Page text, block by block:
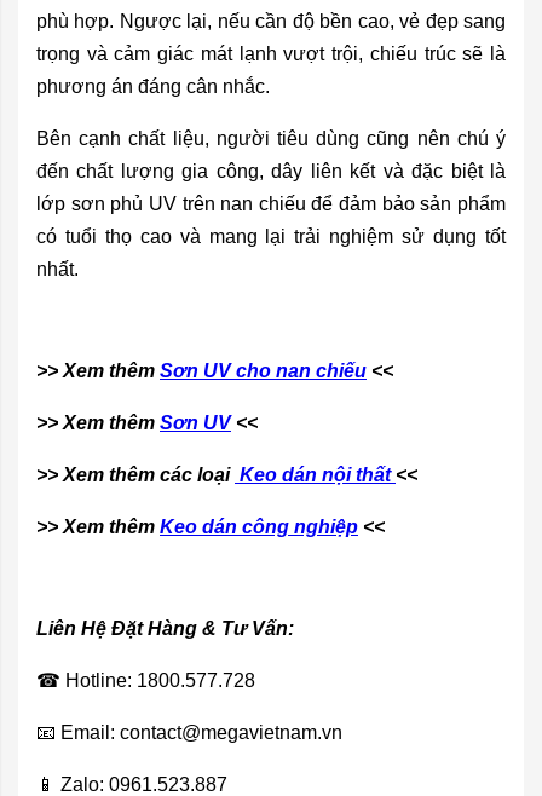
phù hợp. Ngược lại, nếu cần độ bền cao, vẻ đẹp sang
trọng và cảm giác mát lạnh vượt trội, chiếu trúc sẽ là
phương án đáng cân nhắc.
Bên cạnh chất liệu, người tiêu dùng cũng nên chú ý
đến chất lượng gia công, dây liên kết và đặc biệt là
lớp sơn phủ UV trên nan chiếu để đảm bảo sản phẩm
có tuổi thọ cao và mang lại trải nghiệm sử dụng tốt
nhất.
>> Xem thêm Sơn UV cho nan chiếu <<
>> Xem thêm Sơn UV<<
>> Xem thêm các loại Keo dán nội thất <<
>> Xem thêm Keo dán công nghiệp <<
Liên Hệ Đặt Hàng & Tư Vấn:
☎ Hotline: 1800.577.728
📧 Email: contact@megavietnam.vn
📱 Zalo: 0961.523.887